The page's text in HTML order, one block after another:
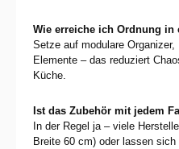
Wie erreiche ich Ordnung in
Setze auf modulare
Elemente – das reduziert
Küche.
Ist das Zubehör mit jedem
In der Regel ja – viele
Breite 60 cm) oder lassen